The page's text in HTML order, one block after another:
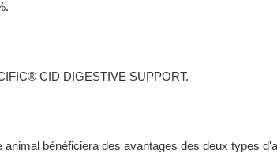
CID DIGESTIVE SUPPORT.
bénéficiera des avantages des deux types